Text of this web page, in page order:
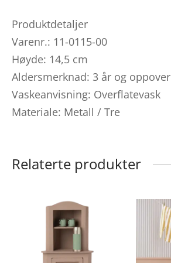
Produktdetaljer
Varenr.: 11-0115-00
Høyde: 14,5 cm
Aldersmerknad: 3 år og oppover
Vaskeanvisning: Overflatevask
Materiale: Metall / Tre
Relaterte produkter